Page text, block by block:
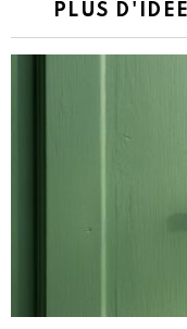
PLUS